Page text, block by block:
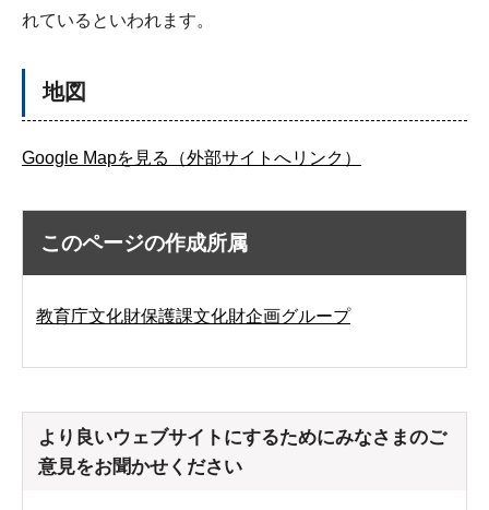
れているといわれます。
地図
Google Mapを見る（外部サイトへリンク）
このページの作成所属
教育庁文化財保護課文化財企画グループ
より良いウェブサイトにするためにみなさまのご
意見をお聞かせください